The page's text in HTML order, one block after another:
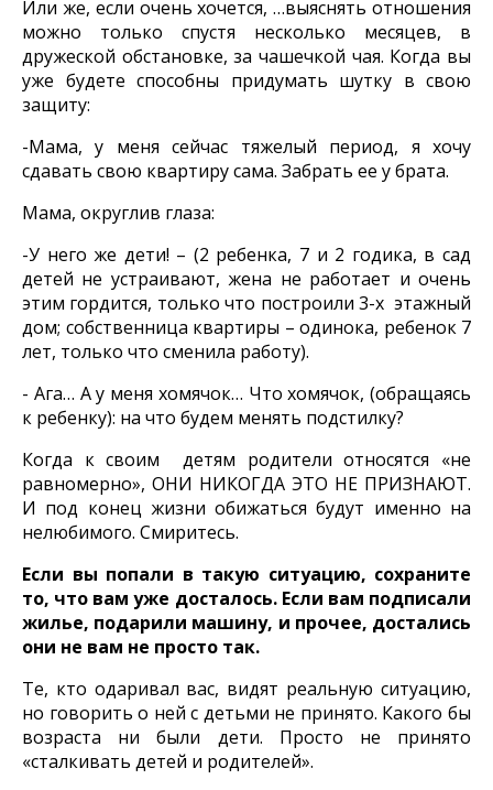
Или же, если очень хочется, …выяснять отношения
можно только спустя несколько месяцев, в
дружеской обстановке, за чашечкой чая. Когда вы
уже будете способны придумать шутку в свою
защиту:
-Мама, у меня сейчас тяжелый период, я хочу
сдавать свою квартиру сама. Забрать ее у брата.
Мама, округлив глаза:
-У него же дети! – (2 ребенка, 7 и 2 годика, в сад
детей не устраивают, жена не работает и очень
этим гордится, только что построили 3-х этажный
дом; собственница квартиры – одинока, ребенок 7
лет, только что сменила работу).
- Ага… А у меня хомячок… Что хомячок, (обращаясь
к ребенку): на что будем менять подстилку?
Когда к своим детям родители относятся «не
равномерно», ОНИ НИКОГДА ЭТО НЕ ПРИЗНАЮТ.
И под конец жизни обижаться будут именно на
нелюбимого. Смиритесь.
Если вы попали в такую ситуацию, сохраните
то, что вам уже досталось. Если вам подписали
жилье, подарили машину, и прочее, достались
они не вам не просто так.
Те, кто одаривал вас, видят реальную ситуацию,
но говорить о ней с детьми не принято. Какого бы
возраста ни были дети. Просто не принято
«сталкивать детей и родителей».